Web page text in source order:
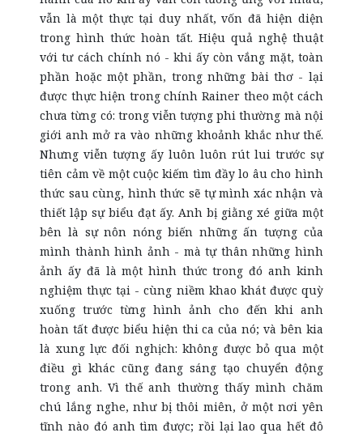
vẫn là một thực tại duy nhất, vốn đã hiện diện
trong hình thức hoàn tất. Hiệu quả nghệ thuật
với tư cách chính nó - khi ấy còn vắng mặt, toàn
phần hoặc một phần, trong những bài thơ - lại
được thực hiện trong chính Rainer theo một cách
chưa từng có: trong viễn tượng phi thường mà nội
giới anh mở ra vào những khoảnh khắc như thế.
Nhưng viễn tượng ấy luôn luôn rút lui trước sự
tiên cảm về một cuộc kiếm tìm đầy lo âu cho hình
thức sau cùng, hình thức sẽ tự mình xác nhận và
thiết lập sự biểu đạt ấy. Anh bị giằng xé giữa một
bên là sự nôn nóng biến những ấn tượng của
mình thành hình ảnh - mà tự thân những hình
ảnh ấy đã là một hình thức trong đó anh kinh
nghiệm thực tại - cùng niềm khao khát được quỳ
xuống trước từng hình ảnh cho đến khi anh
hoàn tất được biểu hiện thi ca của nó; và bên kia
là xung lực đối nghịch: không được bỏ qua một
điều gì khác cũng đang sáng tạo chuyển động
trong anh. Vì thế anh thường thấy mình chăm
chú lắng nghe, như bị thôi miên, ở một nơi yên
tĩnh nào đó anh tìm được; rồi lại lao qua hết đô